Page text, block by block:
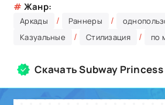
# Жанр:
Аркады / Раннеры /
Казуальные / Стилизация / по
Скачать Subway